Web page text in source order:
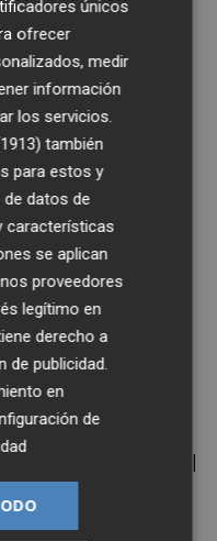
energía", señala el
en
clúster azulejero
lo que se viene
general de
, ha señalado en
9 de
su propio
40 euros el
que valora
tanto la principal
la del resto del
se repartan en
y no por el
únicos
ofrecer
medir
información
los servicios.
también
para estos y
datos de
características
se aplican
proveedores
legítimo en
derecho a
de publicidad
en
de